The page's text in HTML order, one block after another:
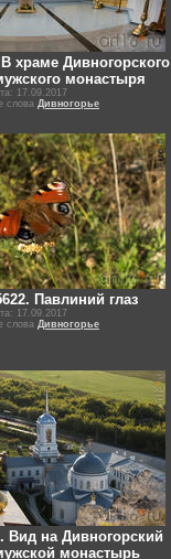
храме Дивногорского
монастыря
17.09.2017
слова Дивногорье
Павлиний глаз
17.09.2017
слова Дивногорье
Вид на Дивногорский
монастырь